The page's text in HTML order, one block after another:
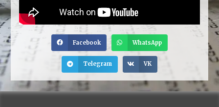
Facebook WhatsApp
Telegram VK